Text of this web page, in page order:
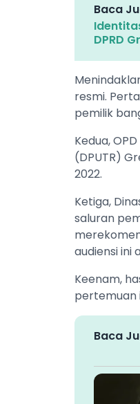
Baca
DPRD
resmi.
pemilik
Kedua,
(DPUTR)
2022.
​Ketiga,
saluran
audiensi ini
​Keenam,
pertemuan
Baca